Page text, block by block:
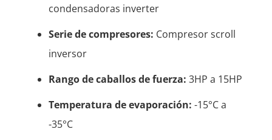
condensadoras inverter
Serie de compresores: Compresor scroll
inversor
Rango de caballos de fuerza: 3HP a 15HP
Temperatura de evaporación: -15°C a
-35°C